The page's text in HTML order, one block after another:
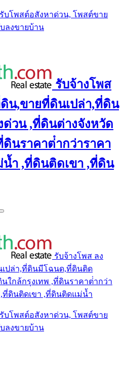
บโพสต์อสังหาด่วน, โพสต์ขาย
ลงขายบ้าน
รับจ้างโพส
ดิน,ขายที่ดินเปล่า,ที่ดิน
วน ,ที่ดินต่างจังหวัด
นราคาต่ํากว่าราคา
ำ ,ที่ดินติดเขา ,ที่ดิน
รับจ้างโพส ลง
เปล่า,ที่ดินมีโฉนด,ที่ดินติด
ใกล้กรุงเทพ ,ที่ดินราคาต่ํากว่า
ที่ดินติดเขา ,ที่ดินติดแม่น้ำ
บโพสต์อสังหาด่วน, โพสต์ขาย
ลงขายบ้าน